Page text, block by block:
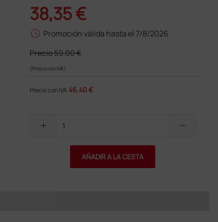
38,35 €
schedule Promoción válida hasta el 7/8/2026
Precio59,00 €
(Precio sin IVA)
Precio con IVA 46,40 €
add remove
AÑADIR A LA CESTA